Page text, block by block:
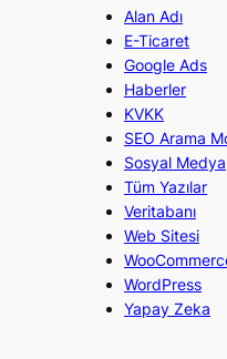
Alan Adı
E-Ticaret
Google Ads
Haberler
KVKK
SEO Arama
Sosyal Medya
Tüm Yazılar
Veritabanı
Web Sitesi
WordPress
Yapay Zeka